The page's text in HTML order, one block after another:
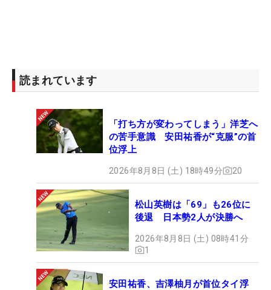
読まれています
「打ち方が変わってしまう」洋芝へ
の苦手意識 安田祐香が“克服”の首
位浮上
2026年8月8日 (土) 18時49分 20
松山英樹は「69」も26位に
後退 日本勢2人が決勝へ
2026年8月8日 (土) 08時41分
1
安田祐香、吉澤柚月が首位タイ浮